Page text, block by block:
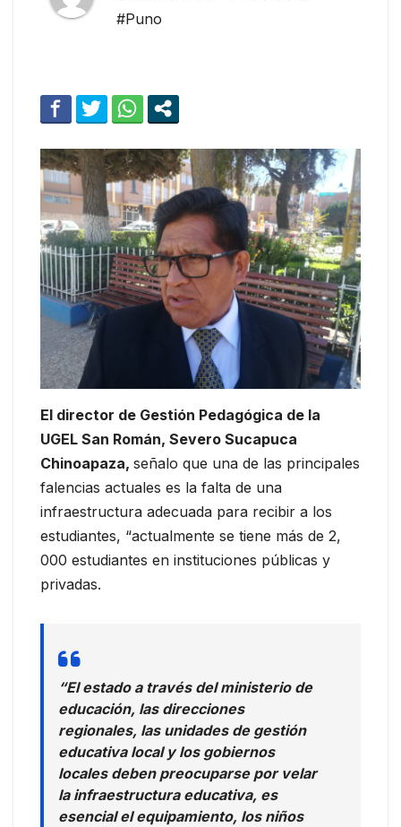
#Puno
El director de Gestión Pedagógica de la
UGEL San Román, Severo Sucapuca
Chinoapaza, señalo que una de las principales
falencias actuales es la falta de una
infraestructura adecuada para recibir a los
estudiantes, “actualmente se tiene más de 2,
000 estudiantes en instituciones públicas y
privadas.
“El estado a través del ministerio de
educación, las direcciones
regionales, las unidades de gestión
educativa local y los gobiernos
locales deben preocuparse por velar
la infraestructura educativa, es
esencial el equipamiento, los niños